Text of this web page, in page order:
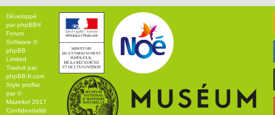
Développé
parphpBB®
Forum
Software ©
phpBB
Limited
Traduit par
phpBB-fr.com
Style proflat
par ©
Mazeltof 2017
Confidentialité